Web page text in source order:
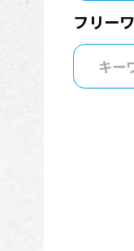
フリー